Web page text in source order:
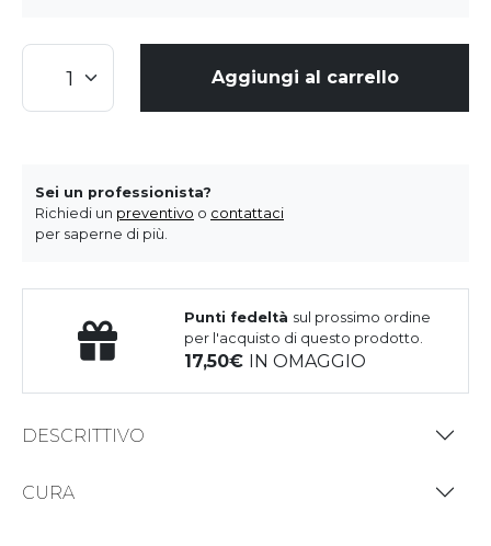
Aggiungi al carrello
Sei un professionista?
Richiedi un preventivo o contattaci
per saperne di più.
Punti fedeltà sul prossimo ordine
per l'acquisto di questo prodotto.
17,50 IN OMAGGIO
DESCRITTIVO
CURA